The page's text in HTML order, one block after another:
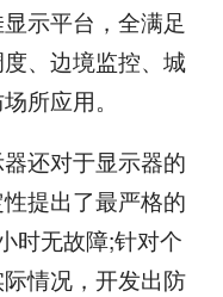
示平台，全满足
、边境监控、城
所应用。
还对于显示器的
提出了最严格的
时无故障;针对个
情况，开发出防